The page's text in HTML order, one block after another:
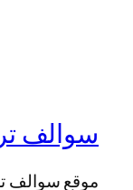
سوالف
موقع سوالف